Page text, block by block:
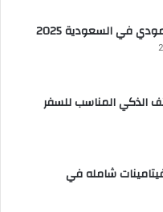
الذكي المناسب للسفر
شامله​ في